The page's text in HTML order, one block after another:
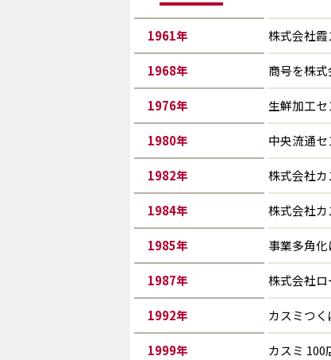
1961年 株式会社
1968年 商号を株
1976年 生鮮加工
1980年 中央流通
1982年 株式会社
1984年 株式会社
1985年 事業多角
1987年 株式会社
1992年 カスミつ
1999年 カスミ 100